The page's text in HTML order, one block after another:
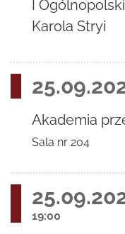
I
Karola Stryi
Akademia
Sala nr 204
19:00